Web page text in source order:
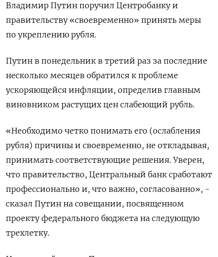
Владимир Путин поручил Центробанку и
правительству «своевременно» принять меры
по укреплению рубля.
Путин в понедельник в третий раз за последние
несколько месяцев обратился к проблеме
ускоряющейся инфляции, определив главным
виновником растущих цен слабеющий рубль.
«Необходимо четко понимать его (ослабления
рубля) причины и своевременно, не откладывая,
принимать соответствующие решения. Уверен,
что правительство, Центральный банк сработают
профессионально и, что важно, согласованно», -
сказал Путин на совещании, посвященном
проекту федерального бюджета на следующую
трехлетку.